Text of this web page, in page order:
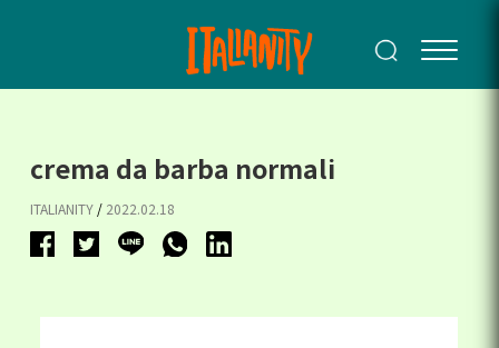
crema da barba normali
ITALIANITY / 2022.02.18